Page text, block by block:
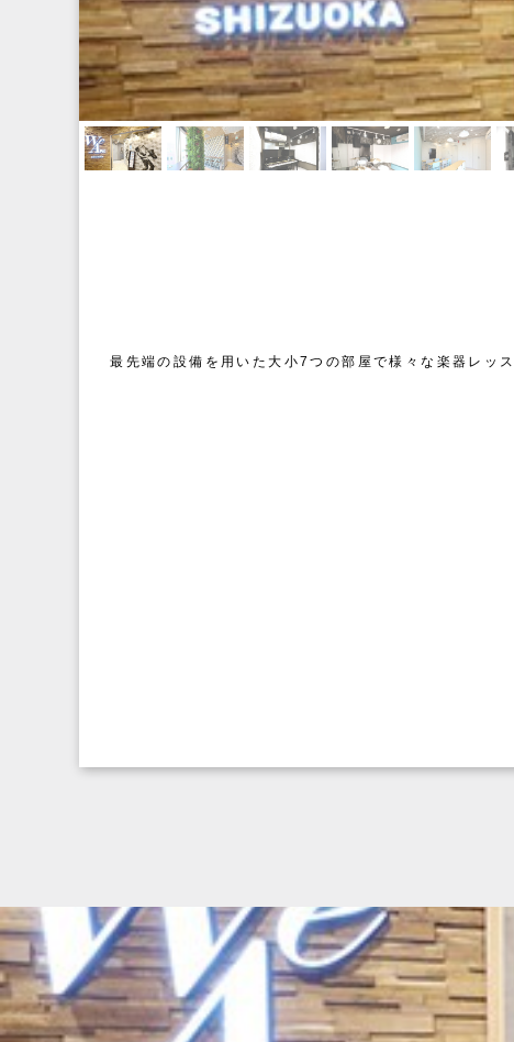
最先端の設備を用いた大小7つの部屋で様々な楽器レッ